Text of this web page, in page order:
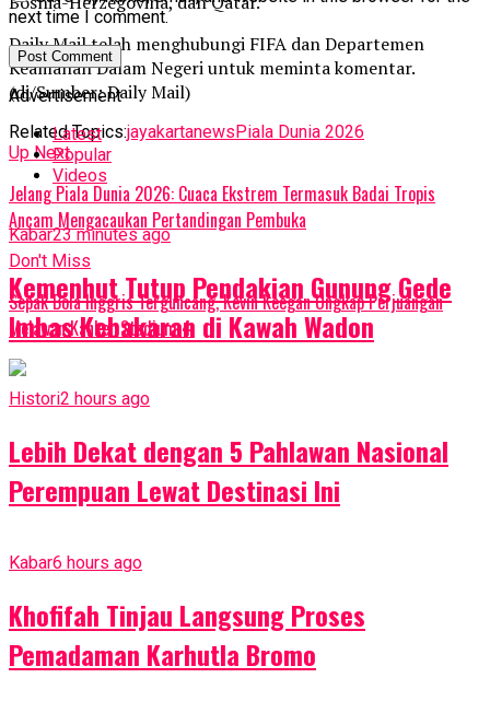
Daily Mail telah menghubungi FIFA dan Departemen
Keamanan Dalam Negeri untuk meminta komentar.
(di/Sumber: Daily Mail)
Related Topics:jayakartanewsPiala Dunia 2026
Up Next
Jelang Piala Dunia 2026: Cuaca Ekstrem Termasuk Badai Tropis
Ancam Mengacaukan Pertandingan Pembuka
Don't Miss
Sepak Bola Inggris Terguncang, Kevin Keegan Ungkap Perjuangan
Melawan Kanker Stadium 4
next time I comment.
Advertisement
Latest
Popular
Videos
Kabar23 minutes ago
Kemenhut Tutup Pendakian Gunung Gede
Imbas Kebakaran di Kawah Wadon
Histori2 hours ago
Lebih Dekat dengan 5 Pahlawan Nasional
Perempuan Lewat Destinasi Ini
Kabar6 hours ago
Khofifah Tinjau Langsung Proses
Pemadaman Karhutla Bromo